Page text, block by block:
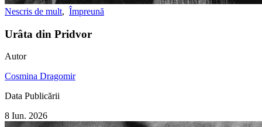
Nescris de mult, Împreună
Urâta din Pridvor
Autor
Cosmina Dragomir
Data Publicării
8 Iun. 2026